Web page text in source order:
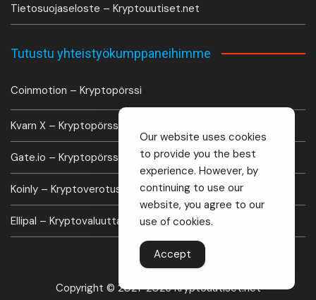
Tietosuojaseloste – Kryptouutiset.net
Tutustu yhteistyökumppaneihimme
Coinmotion – Kryptopörssi
Kvarn X – Kryptopörssi
Gate.io – Kryptopörssi
Koinly – Kryptoverotus laskuri
Ellipal – Kryptovaluutta lompakko
Copyright © 2021-2026 Kryptouutiset.net
Our website uses cookies
to provide you the best
experience. However, by
continuing to use our
website, you agree to our
use of cookies.
Accept